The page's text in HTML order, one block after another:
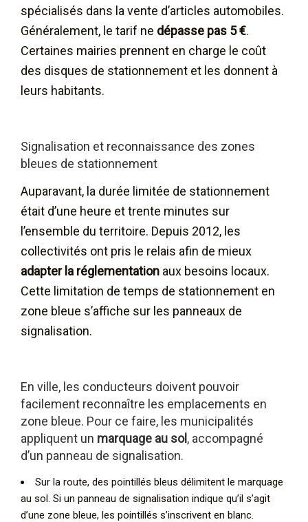
spécialisés dans la vente d’articles automobiles.
Généralement, le tarif ne dépasse pas 5 €.
Certaines mairies prennent en charge le coût
des disques de stationnement et les donnent à
leurs habitants.
Signalisation et reconnaissance des zones
bleues de stationnement
Auparavant, la durée limitée de stationnement
était d’une heure et trente minutes sur
l’ensemble du territoire. Depuis 2012, les
collectivités ont pris le relais afin de mieux
adapter la réglementation aux besoins locaux.
Cette limitation de temps de stationnement en
zone bleue s’affiche sur les panneaux de
signalisation.
En ville, les conducteurs doivent pouvoir
facilement reconnaître les emplacements en
zone bleue. Pour ce faire, les municipalités
appliquent un marquage au sol, accompagné
d’un panneau de signalisation.
Sur la route, des pointillés bleus délimitent le marquage
au sol. Si un panneau de signalisation indique qu’il s’agit
d’une zone bleue, les pointillés s’inscrivent en blanc.